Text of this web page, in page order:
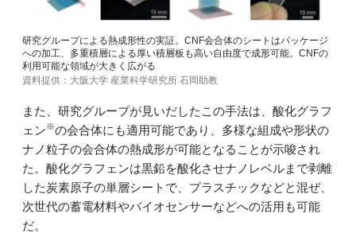
研究グループによる熱成形性の実証。CNF会合体のシートはパッケージ
への加工、多重積層による厚い積層板も高い自由度で成形可能。CNFの
利用可能な領域が大きく広がる
資料提供：大阪大学 産業科学研究所 石岡助教
また、研究グループが見いだしたこの手法は、酸化グラフ
ェン※の会合体にも適用可能であり、多様な組成や形状の
ナノ粒子の会合体の熱成形が可能となることが示唆され
た。酸化グラフェンは黒鉛を酸化させナノレベルまで剥離
した炭素原子の単層シートで、プラスチックなどと混ぜ、
次世代の蓄電材料やバイオセンサーなどへの活用も可能
だ。